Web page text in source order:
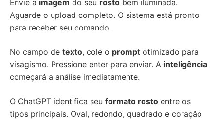
Envie a imagem do seu rosto bem iluminada.
Aguarde o upload completo. O sistema está pronto
para receber seu comando.
No campo de texto, cole o prompt otimizado para
visagismo. Pressione enter para enviar. A inteligência
começará a análise imediatamente.
O ChatGPT identifica seu formato rosto entre os
tipos principais. Oval, redondo, quadrado e coração